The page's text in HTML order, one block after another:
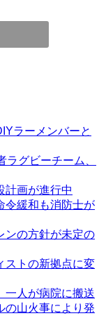
ラーメンバーと
グビーチーム、
計画が進行中
令緩和も消防士が
ンの方針が未定の
ストの新拠点に変
一人が病院に搬送
の山火事により発